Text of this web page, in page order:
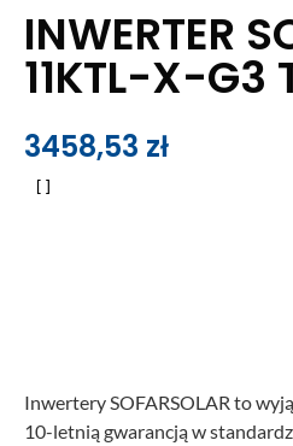
INWERTER
11KTL-X-
3458,53 zł
Inwertery SOFARSOLAR to
10-letnią gwarancją w